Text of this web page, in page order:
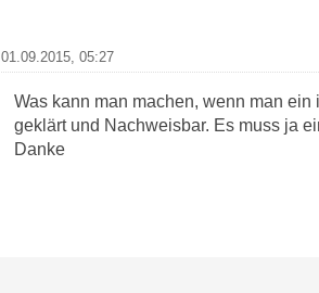
01.09.2015, 05:27
Was kann man machen, wenn man
geklärt und Nachweisbar. Es muss ja
Danke